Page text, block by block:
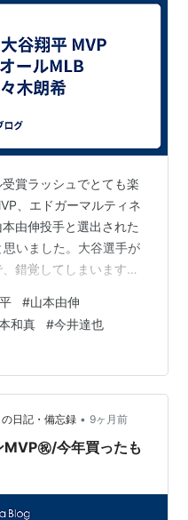
賞ラッシュでとても楽
、エドガーマルティネ
由伸投手と選出された
いました。大谷選手が
錯覚してしまいます
日本人選手が世界で輝
、何年も待っていた光
人メジャーリーガーの
ズンは、大谷選手には
躍してもらい、ポスト
を改めて示してほし…
#山本由伸
和真 #今井達也
日記・備忘録 • 9ヶ月前
㊗️/今年買ったも